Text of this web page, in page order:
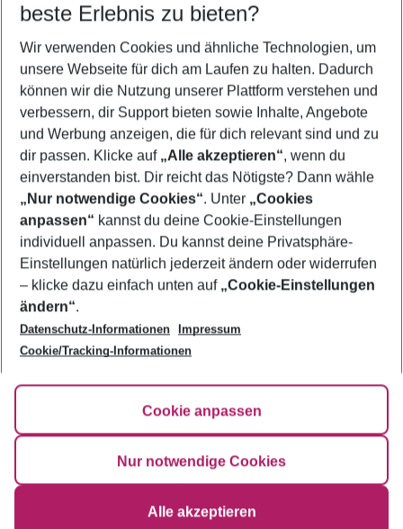
Ergebnisse filtern
Quicklinks
Flug & Hotel Namibia
Urlaub Namibia
Footer
Footer navigation
Über uns
AGB
Bestpreisgarantie
Cookie-Einstellungen ändern
Cookie-Richtlinie
Impressum
Agenturbetreuung
Barrierefreies Reisen
HanseMerkur Reiseversicherung
Hilfe & Kontakt
Folge uns
beste Erlebnis zu bieten?
Wir verwenden Cookies und ähnliche Technologien, um
unsere Webseite für dich am Laufen zu halten. Dadurch
können wir die Nutzung unserer Plattform verstehen und
verbessern, dir Support bieten sowie Inhalte, Angebote
und Werbung anzeigen, die für dich relevant sind und zu
dir passen. Klicke auf „Alle akzeptieren“, wenn du
einverstanden bist. Dir reicht das Nötigste? Dann wähle
„Nur notwendige Cookies“. Unter „Cookies
anpassen“ kannst du deine Cookie-Einstellungen
individuell anpassen. Du kannst deine Privatsphäre-
Einstellungen natürlich jederzeit ändern oder widerrufen
– klicke dazu einfach unten auf „Cookie-Einstellungen
ändern“.
Datenschutz-Informationen
Impressum
Cookie/Tracking-Informationen
Cookie anpassen
Nur notwendige Cookies
Alle akzeptieren